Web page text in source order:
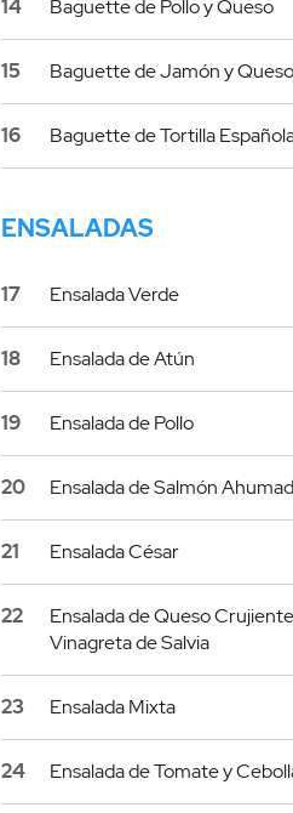
14 Baguette de Pollo y Queso
15 Baguette de Jamón y Queso
16 Baguette de Tortilla
ENSALADAS
17 Ensalada Verde
18 Ensalada de Atún
19 Ensalada de Pollo
20 Ensalada de Salmón
21 Ensalada César
22
Ensalada de Queso
Vinagreta de Salvia
23 Ensalada Mixta
24 Ensalada de Tomate y